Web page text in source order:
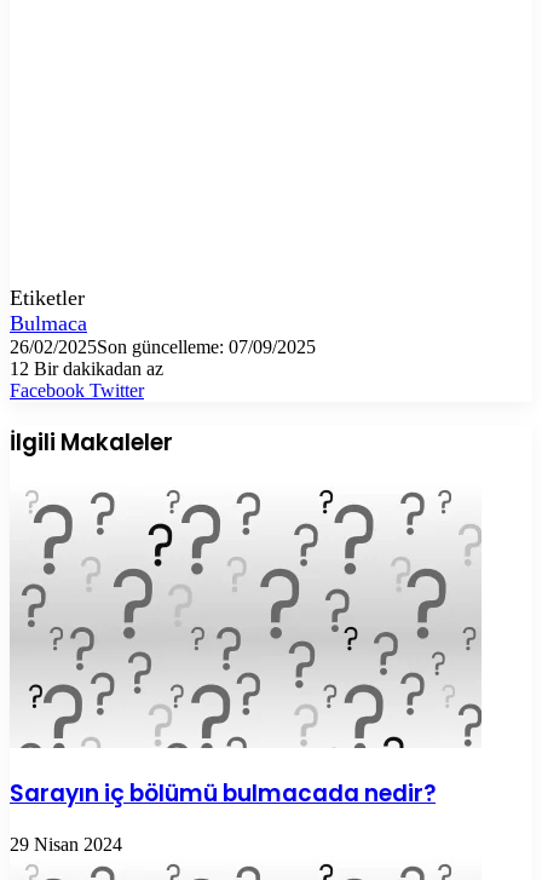
Etiketler
Bulmaca
26/02/2025Son güncelleme: 07/09/2025
12 Bir dakikadan az
Facebook TwitterLinkedIn
Tumblr
Pinterest
Reddit
VKontakte
E-
ile
paylaş
Yazdır
İlgili Makaleler
Sarayın iç bölümü bulmacada nedir?
29 Nisan 2024